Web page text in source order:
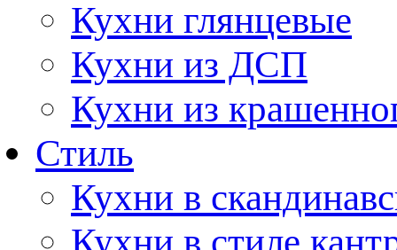
Кухни глянцевые
Кухни из ДСП
Кухни из
Стиль
Кухни в
Кухни в стиле